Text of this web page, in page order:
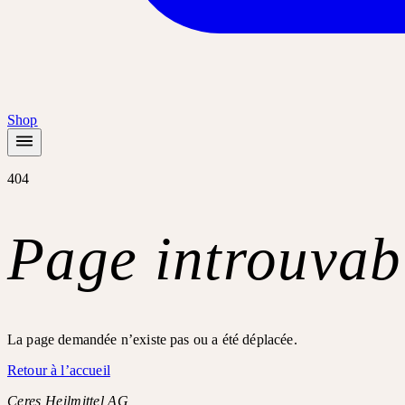
Shop
404
Page
La page demandée n’existe pas ou a été déplacée.
Retour à l’accueil
Ceres Heilmittel AG